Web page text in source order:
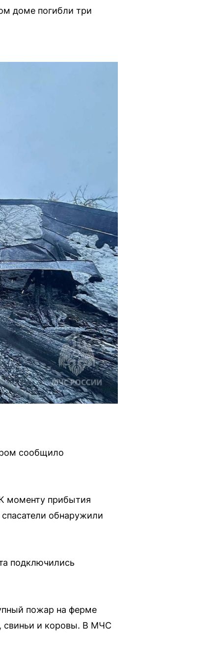
доме погибли три
сообщило
моменту прибытия
обнаружили
подключились
пожар на ферме
свиньи и коровы. В МЧС